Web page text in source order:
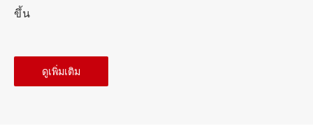
ขึ้น
ดูเพิ่มเติม